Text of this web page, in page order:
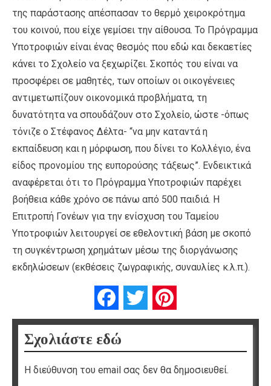
της παράστασης απέσπασαν το θερμό χειροκρότημα
του κοινού, που είχε γεμίσει την αίθουσα. Το Πρόγραμμα
Υποτροφιών είναι ένας θεσμός που εδώ και δεκαετίες
κάνει το Σχολείο να ξεχωρίζει. Σκοπός του είναι να
προσφέρει σε μαθητές, των οποίων οι οικογένειες
αντιμετωπίζουν οικονομικά προβλήματα, τη
δυνατότητα να σπουδάζουν στο Σχολείο, ώστε -όπως
τόνιζε ο Στέφανος Δέλτα- “να μην καταντά η
εκπαίδευση και η μόρφωση, που δίνει το Κολλέγιο, ένα
είδος προνομίου της ευπορούσης τάξεως”. Ενδεικτικά
αναφέρεται ότι το Πρόγραμμα Υποτροφιών παρέχει
βοήθεια κάθε χρόνο σε πάνω από 500 παιδιά. Η
Επιτροπή Γονέων για την ενίσχυση του Ταμείου
Υποτροφιών λειτουργεί σε εθελοντική βάση με σκοπό
τη συγκέντρωση χρημάτων μέσω της διοργάνωσης
εκδηλώσεων (εκθέσεις ζωγραφικής, συναυλίες κ.λ.π.).
FacebookTwitter
Σχολιάστε εδώ
Η διεύθυνση του email σας δεν θα δημοσιευθεί.